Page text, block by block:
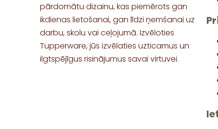
pārdomātu dizainu, kas piemērots gan
ikdienas lietošanai, gan līdzi ņemšanai uz
darbu, skolu vai ceļojumā. Izvēloties
Tupperware, jūs izvēlaties uzticamus un
ilgtspējīgus risinājumus savai virtuvei.